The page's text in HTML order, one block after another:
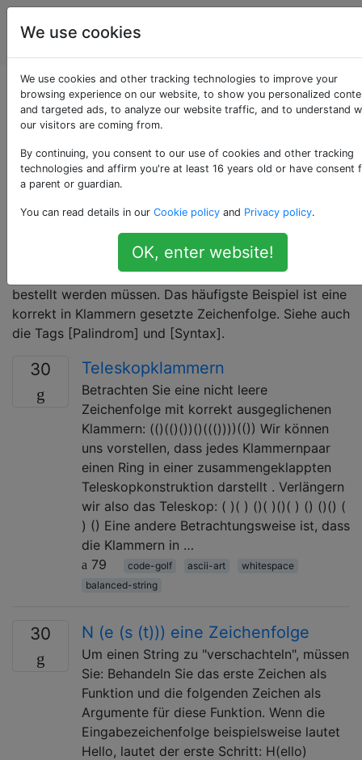
Programmierrätsel
& Code Golf
Als «balanced-
string» getaggte
Fragen
In einer ausgeglichenen Zeichenfolge werden
bestimmte Zeichen- oder Teilzeichenfolgenpaare
immer mit derselben Menge angezeigt. Oft gibt es
zusätzliche Einschränkungen, dass diese Paare auch
bestellt werden müssen. Das häufigste Beispiel ist eine
korrekt in Klammern gesetzte Zeichenfolge. Siehe auch
die Tags [Palindrom] und [Syntax].
30 Teleskopklammern
Betrachten Sie eine nicht leere
Zeichenfolge mit korrekt ausgeglichenen
Klammern: (()(()())()((())))(()) Wir können
uns vorstellen, dass jedes Klammernpaar
einen Ring in einer zusammengeklappten
Teleskopkonstruktion darstellt . Verlängern
wir also das Teleskop: ( )( ) ()( )()( ) () ()() (
) () Eine andere Betrachtungsweise ist, dass
die Klammern in …
79
code-golf ascii-art
whitespace
balanced-string
30 N (e (s (t))) eine Zeichenfolge
Um einen String zu "verschachteln", müssen
Sie: Behandeln Sie das erste Zeichen als
Funktion und die folgenden Zeichen als
Argumente für diese Funktion. Wenn die
Eingabezeichenfolge beispielsweise lautet
Hello, lautet der erste Schritt: H(ello)
We use cookies
We use cookies and other tracking technologies to improve your
browsing experience on our website, to show you personalized
and targeted ads, to analyze our website traffic, and to understand
our visitors are coming from.
By continuing, you consent to our use of cookies and other tracking
technologies and affirm you're at least 16 years old or have consent
a parent or guardian.
You can read details in our Cookie policy and Privacy policy.
OK, enter website!